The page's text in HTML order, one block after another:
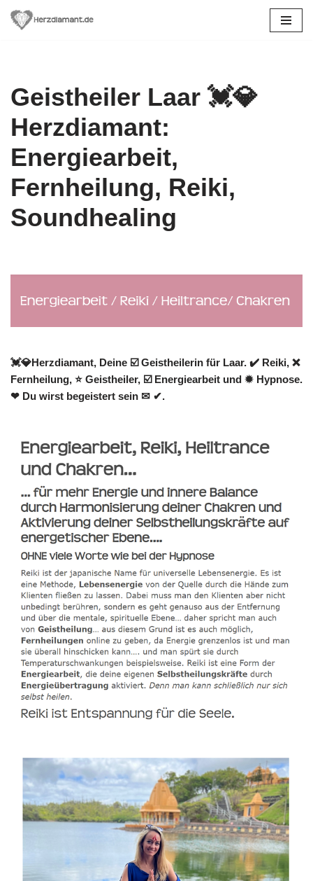
Geistheiler Laar 💓️💎
Herzdiamant:
Energiearbeit,
Fernheilung, Reiki,
Soundhealing
💓️💎Herzdiamant, Deine ☑️ Geistheilerin für Laar. ✔️ Reiki, ❌
Fernheilung, ⭐ Geistheiler, ☑️ Energiearbeit und ✹ Hypnose.
❤ Du wirst begeistert sein ✉ ✔.